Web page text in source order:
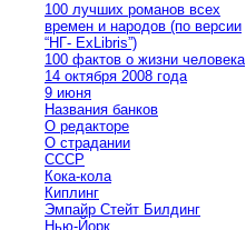
100 лучших романов всех
времен и народов (по версии
“НГ- ExLibris”)
100 фактов о жизни человека
14 октября 2008 года
9 июня
Названия банков
О редакторе
О страдании
СССР
Кока-кола
Киплинг
Эмпайр Стейт Билдинг
Нью-Йорк